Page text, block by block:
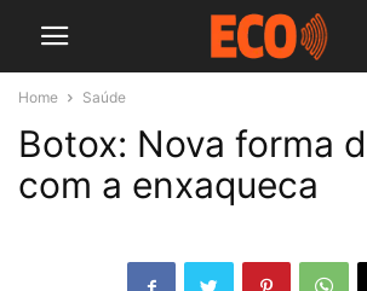
Home Saúde
Botox: Nova forma
com a enxaqueca